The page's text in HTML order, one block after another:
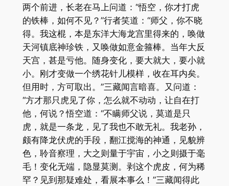
两个前进，长老在马上问道：“悟空，你才打虎
的铁棒，如何不见？”行者笑道：“师父，你不晓
得。我这棍，本是东洋大海龙宫里得来的，唤做
天河镇底神珍铁，又唤做如意金箍棒。当年大反
天宫，甚是亏他。随身变化，要大就大，要小就
小。刚才变做一个绣花针儿模样，收在耳内矣。
但用时，方可取出。”三藏闻言暗喜。又问道：
“方才那只虎见了你，怎么就不动动，让自在打
他，何说？悟空道：“不瞒师父说，莫道是只
虎，就是一条龙，见了我也不敢无礼。我老孙，
颇有降龙伏虎的手段，翻江搅海的神通，见貌辨
色，聆音察理，大之则量于宇宙，小之则摄于毫
毛！变化无端，隐显莫测。剥这个虎皮，何为稀
罕？见到那疑难处，看展本事么！”三藏闻得此